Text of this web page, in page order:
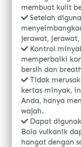
membuat kulit
Setelah
jerawat,
Kontrol
memperbaiki
bersih dan
Tidak
kertas minyak,
Anda, hanya
wajah.
Dapat
Bola vulkanik
hangat dengan